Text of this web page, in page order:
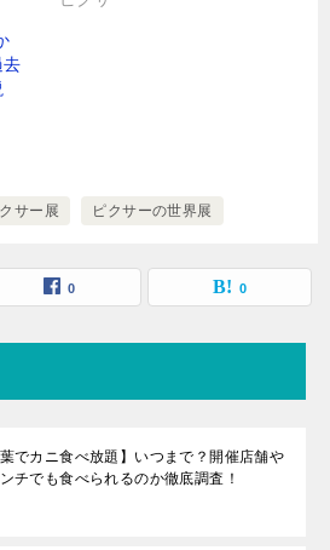
去
サー展 ピクサーの世界展
0 0
葉でカニ食べ放題】いつまで？開催店舗や
チでも食べられるのか徹底調査！